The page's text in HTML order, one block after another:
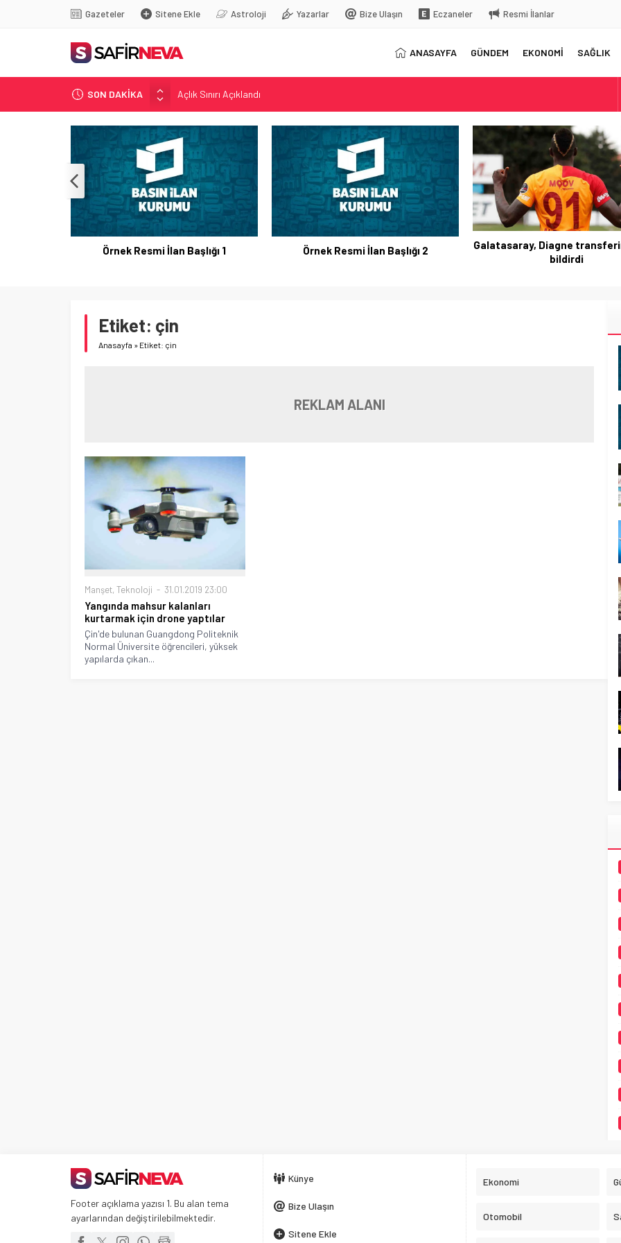
Gazeteler Sitene Ekle Astroloji Yazarlar Bize Ulaşın Eczaneler Resmi İlanlar
ANASAYFA GÜNDEM EKONOMİ SAĞLIK
SON DAKİKA
Açlık Sınırı Açıklandı
Öğretmenlere Kötü Haber
FETÖ’nün kritik ismi tutuklandı
Son dakika… İstanbul’da trafik felç
Yunanistan Başbakanı Çipras Türkiye’ye gelecek
Örnek Resmi İlan Başlığı 1 Örnek Resmi İlan Başlığı 2
Galatasaray, Diagne
bildirdi
Etiket: çin
Anasayfa » Etiket: çin
REKLAM ALANI
Manşet, Teknoloji 31.01.2019 23:00
Yangında mahsur kalanları
kurtarmak için drone yaptılar
Çin'de bulunan Guangdong Politeknik
Normal Üniversite öğrencileri, yüksek
yapılarda çıkan...
Footer açıklama yazısı 1. Bu alan tema
ayarlarından değiştirilebilmektedir.
Künye
Bize Ulaşın
Sitene Ekle
Ekonomi
Otomobil